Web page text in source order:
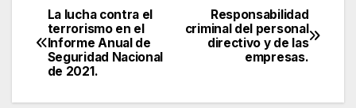
Navegación
de
Responsabilidad
criminal del personal
directivo y de las
empresas.
La lucha contra el
terrorismo en el
Informe Anual de
Seguridad Nacional
de 2021.